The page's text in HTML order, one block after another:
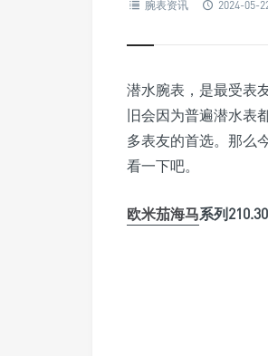
腕表资讯 2024-05-
潜水腕表，是最受表
旧会因为普遍潜水表
多表友的首选。那么
看一下吧。
欧米茄海马系列